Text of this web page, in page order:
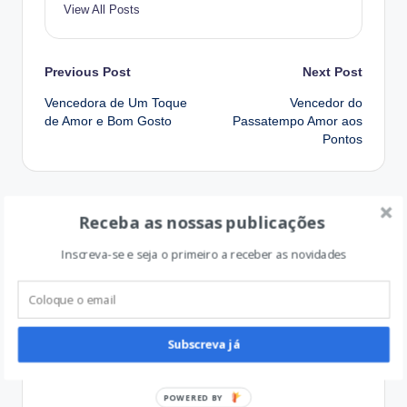
View All Posts
Post
navigation
Previous Post
Vencedora de Um Toque
de Amor e Bom Gosto
Next Post
Vencedor do
Passatempo Amor aos
Pontos
Comments
Qual a vossa opinião?
Receba as nossas publicações
Inscreva-se e seja o primeiro a receber as novidades
Subscreva já
POWERED BY